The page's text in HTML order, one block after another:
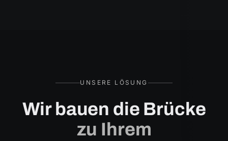
UNSERE LÖSUNG
Wir bauen die Brücke
zu Ihrem